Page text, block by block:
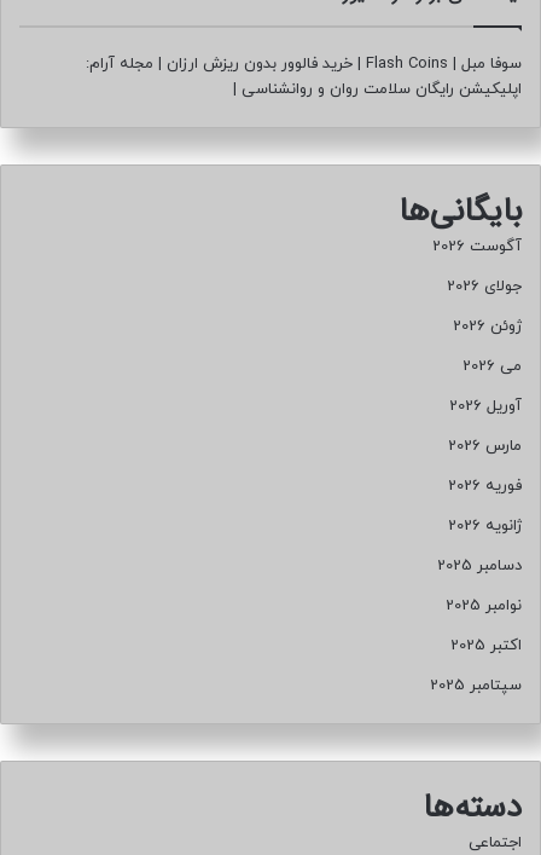
سوفا مبل |
Flash Coins
| خرید فالوور بدون ریزش ارزان | مجله آرام:
اپلیکیشن رایگان سلامت روان و روانشناسی |
بایگانی‌ها
آگوست 2026
جولای 2026
ژوئن 2026
می 2026
آوریل 2026
مارس 2026
فوریه 2026
ژانویه 2026
دسامبر 2025
نوامبر 2025
اکتبر 2025
سپتامبر 2025
دسته‌ها
اجتماعی